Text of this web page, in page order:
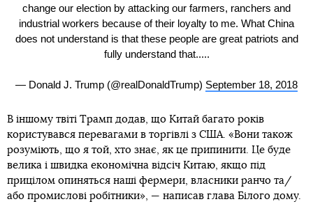
change our election by attacking our farmers, ranchers and
industrial workers because of their loyalty to me. What China
does not understand is that these people are great patriots and
fully understand that.....
— Donald J. Trump (@realDonaldTrump) September 18, 2018
В іншому твіті Трамп додав, що Китай багато років
користувався перевагами в торгівлі з США. «Вони також
розуміють, що я той, хто знає, як це припинити. Це буде
велика і швидка економічна відсіч Китаю, якщо під
прицілом опиняться наші фермери, власники ранчо та/
або промислові робітники», — написав глава Білого дому.